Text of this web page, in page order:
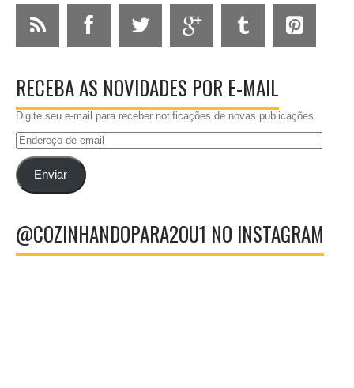
RECEBA AS NOVIDADES POR E-MAIL
Digite seu e-mail para receber notificações de novas publicações.
Endereço
emailEnviar
@COZINHANDOPARA2OU1 NO INSTAGRAM